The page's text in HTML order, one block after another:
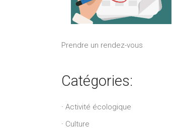
Prendre un rendez-vous
Catégories:
Activité écologique
Culture